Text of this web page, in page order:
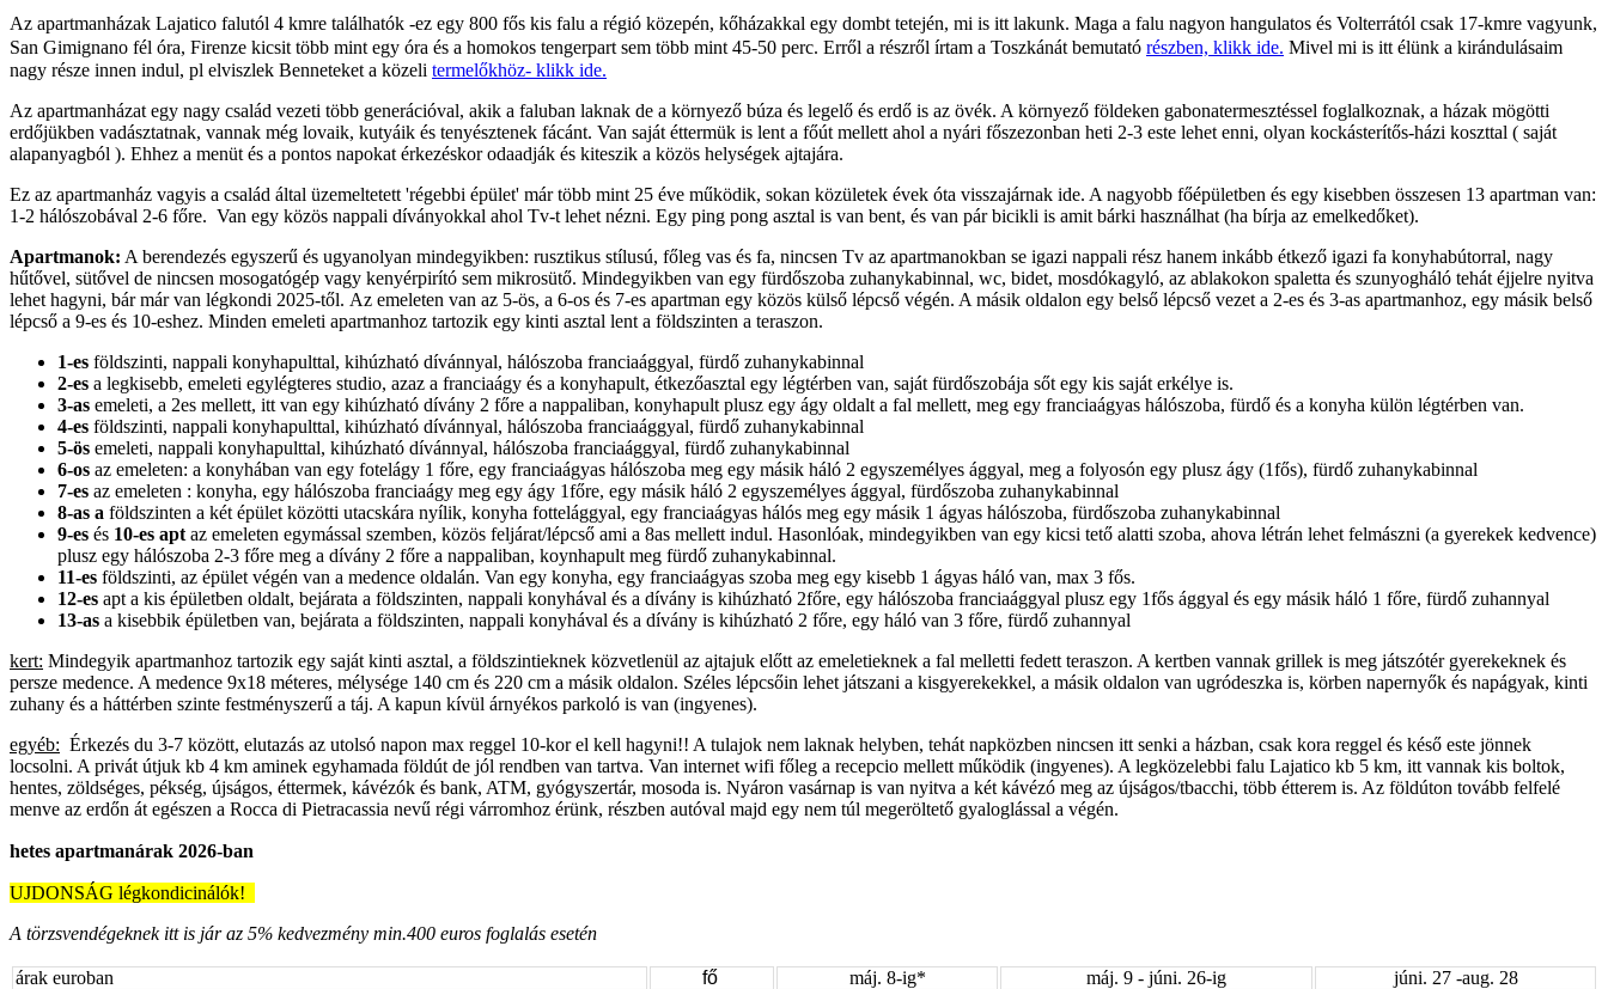
Az apartmanházak Lajatico falutól 4 kmre találhatók -ez egy 800 fős kis falu a régió közepén, kőházakkal egy dombt tetején, mi is itt lakunk. Maga a falu nagyon hangulatos és Volterrától csak 17-kmre vagyunk,
San Gimignano fél óra, Firenze kicsit több mint egy óra és a homokos tengerpart sem több mint 45-50 perc. Erről a részről írtam a Toszkánát bemutató részben, klikk ide. Mivel mi is itt élünk a kirándulásaim
nagy része innen indul, pl elviszlek Benneteket a közeli termelőkhöz- klikk ide.
Az apartmanházat egy nagy család vezeti több generációval, akik a faluban laknak de a környező búza és legelő és erdő is az övék. A környező földeken gabonatermesztéssel foglalkoznak, a házak mögötti
erdőjükben vadásztatnak, vannak még lovaik, kutyáik és tenyésztenek fácánt. Van saját éttermük is lent a főút mellett ahol a nyári főszezonban heti 2-3 este lehet enni, olyan kockásterítős-házi koszttal ( saját
alapanyagból ). Ehhez a menüt és a pontos napokat érkezéskor odaadják és kiteszik a közös helységek ajtajára.
Ez az apartmanház vagyis a család által üzemeltetett 'régebbi épület' már több mint 25 éve működik, sokan közületek évek óta visszajárnak ide. A nagyobb főépületben és egy kisebben összesen 13 apartman van:
1-2 hálószobával 2-6 főre. Van egy közös nappali díványokkal ahol Tv-t lehet nézni. Egy ping pong asztal is van bent, és van pár bicikli is amit bárki használhat (ha bírja az emelkedőket).
Apartmanok: A berendezés egyszerű és ugyanolyan mindegyikben: rusztikus stílusú, főleg vas és fa, nincsen Tv az apartmanokban se igazi nappali rész hanem inkább étkező igazi fa konyhabútorral, nagy
hűtővel, sütővel de nincsen mosogatógép vagy kenyérpirító sem mikrosütő. Mindegyikben van egy fürdőszoba zuhanykabinnal, wc, bidet, mosdókagyló, az ablakokon spaletta és szunyogháló tehát éjjelre nyitva
lehet hagyni, bár már van légkondi 2025-től. Az emeleten van az 5-ös, a 6-os és 7-es apartman egy közös külső lépcső végén. A másik oldalon egy belső lépcső vezet a 2-es és 3-as apartmanhoz, egy másik belső
lépcső a 9-es és 10-eshez. Minden emeleti apartmanhoz tartozik egy kinti asztal lent a földszinten a teraszon.
1-es földszinti, nappali konyhapulttal, kihúzható dívánnyal, hálószoba franciaággyal, fürdő zuhanykabinnal
2-es a legkisebb, emeleti egylégteres studio, azaz a franciaágy és a konyhapult, étkezőasztal egy légtérben van, saját fürdőszobája sőt egy kis saját erkélye is.
3-as emeleti, a 2es mellett, itt van egy kihúzható dívány 2 főre a nappaliban, konyhapult plusz egy ágy oldalt a fal mellett, meg egy franciaágyas hálószoba, fürdő és a konyha külön légtérben van.
4-es földszinti, nappali konyhapulttal, kihúzható dívánnyal, hálószoba franciaággyal, fürdő zuhanykabinnal
5-ös emeleti, nappali konyhapulttal, kihúzható dívánnyal, hálószoba franciaággyal, fürdő zuhanykabinnal
6-os az emeleten: a konyhában van egy fotelágy 1 főre, egy franciaágyas hálószoba meg egy másik háló 2 egyszemélyes ággyal, meg a folyosón egy plusz ágy (1fős), fürdő zuhanykabinnal
7-es az emeleten : konyha, egy hálószoba franciaágy meg egy ágy 1főre, egy másik háló 2 egyszemélyes ággyal, fürdőszoba zuhanykabinnal
8-as a földszinten a két épület közötti utacskára nyílik, konyha fottelággyal, egy franciaágyas hálós meg egy másik 1 ágyas hálószoba, fürdőszoba zuhanykabinnal
9-es és 10-es apt az emeleten egymással szemben, közös feljárat/lépcső ami a 8as mellett indul. Hasonlóak, mindegyikben van egy kicsi tető alatti szoba, ahova létrán lehet felmászni (a gyerekek kedvence)
plusz egy hálószoba 2-3 főre meg a dívány 2 főre a nappaliban, koynhapult meg fürdő zuhanykabinnal.
11-es földszinti, az épület végén van a medence oldalán. Van egy konyha, egy franciaágyas szoba meg egy kisebb 1 ágyas háló van, max 3 fős.
12-es apt a kis épületben oldalt, bejárata a földszinten, nappali konyhával és a dívány is kihúzható 2főre, egy hálószoba franciaággyal plusz egy 1fős ággyal és egy másik háló 1 főre, fürdő zuhannyal
13-as a kisebbik épületben van, bejárata a földszinten, nappali konyhával és a dívány is kihúzható 2 főre, egy háló van 3 főre, fürdő zuhannyal
kert: Mindegyik apartmanhoz tartozik egy saját kinti asztal, a földszintieknek közvetlenül az ajtajuk előtt az emeletieknek a fal melletti fedett teraszon. A kertben vannak grillek is meg játszótér gyerekeknek és
persze medence. A medence 9x18 méteres, mélysége 140 cm és 220 cm a másik oldalon. Széles lépcsőin lehet játszani a kisgyerekekkel, a másik oldalon van ugródeszka is, körben napernyők és napágyak, kinti
zuhany és a háttérben szinte festményszerű a táj. A kapun kívül árnyékos parkoló is van (ingyenes).
egyéb: Érkezés du 3-7 között, elutazás az utolsó napon max reggel 10-kor el kell hagyni!! A tulajok nem laknak helyben, tehát napközben nincsen itt senki a házban, csak kora reggel és késő este jönnek
locsolni. A privát útjuk kb 4 km aminek egyhamada földút de jól rendben van tartva. Van internet wifi főleg a recepcio mellett működik (ingyenes). A legközelebbi falu Lajatico kb 5 km, itt vannak kis boltok,
hentes, zöldséges, pékség, újságos, éttermek, kávézók és bank, ATM, gyógyszertár, mosoda is. Nyáron vasárnap is van nyitva a két kávézó meg az újságos/tbacchi, több étterem is. Az földúton tovább felfelé
menve az erdőn át egészen a Rocca di Pietracassia nevű régi várromhoz érünk, részben autóval majd egy nem túl megeröltető gyaloglással a végén.
hetes apartmanárak 2026-ban
UJDONSÁG légkondicinálók!
A törzsvendégeknek itt is jár az 5% kedvezmény min.400 euros foglalás esetén
árak euroban fő máj. 8-ig* máj. 9 - júni. 26-ig
júni. 27 -aug. 28